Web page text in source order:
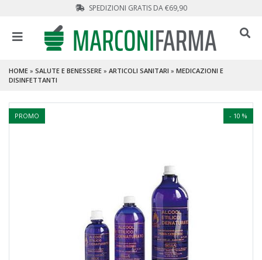
SPEDIZIONI GRATIS DA €69,90
HOME » SALUTE E BENESSERE » ARTICOLI SANITARI » MEDICAZIONI E
DISINFETTANTI
- 10 %
PROMO